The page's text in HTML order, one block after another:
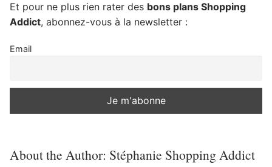
Et pour ne plus rien rater des bons plans Shopping
Addict, abonnez-vous à la newsletter :
Email
About the Author: Stéphanie Shopping Addict